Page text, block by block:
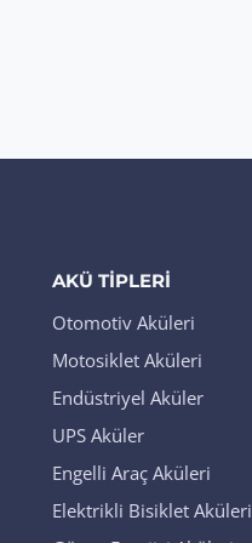
AKÜ TIPLERI
Otomotiv Aküleri
Motosiklet Aküleri
Endüstriyel Aküler
UPS Aküler
Engelli Araç Aküleri
Elektrikli Bisiklet Aküleri